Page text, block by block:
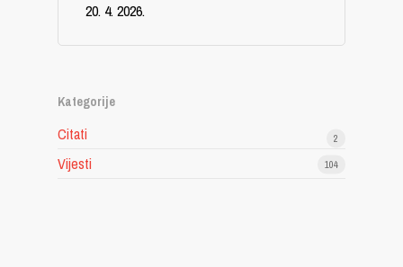
20. 4. 2026.
Kategorije
Citati 2
Vijesti 104